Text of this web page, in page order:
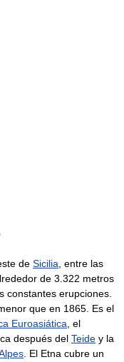
de Sicilia, entre las
de 3.322 metros
constantes erupciones.
que en 1865. Es el
Euroasiática, el
después del Teide y la
. El Etna cubre un